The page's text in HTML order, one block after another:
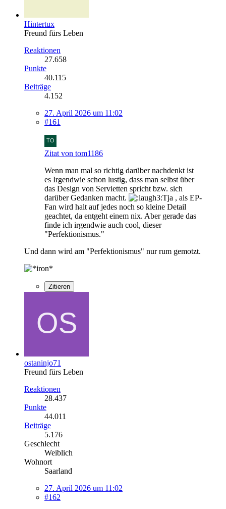
Hintertux
Freund fürs Leben
Reaktionen
27.658
Punkte
40.115
Beiträge
4.152
27. April 2026 um 11:02
#161
Zitat von tom1186
Wenn man mal so richtig darüber nachdenkt ist
es Irgendwie schon lustig, dass man selbst über
das Design von Servietten spricht bzw. sich
darüber Gedanken macht.
Tja , als EP-
Fan wird halt auf jedes noch so kleine Detail
geachtet, da entgeht einem nix. Aber gerade das
finde ich irgendwie auch cool, dieser
"Perfektionismus."
Und dann wird am "Perfektionismus" nur rum gemotzt.
Zitieren
ostaninjo71
Freund fürs Leben
Reaktionen
28.437
Punkte
44.011
Beiträge
5.176
Geschlecht
Weiblich
Wohnort
Saarland
27. April 2026 um 11:02
#162